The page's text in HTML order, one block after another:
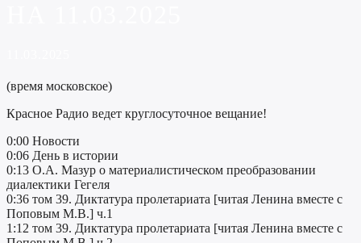
(время московское)
Красное Радио ведет круглосуточное вещание!
0:00 Новости
0:06 День в истории
0:13 О.А. Мазур о материалистическом преобразовании
диалектики Гегеля
0:36 том 39. Диктатура пролетариата [читая Ленина вместе с
Поповым М.В.] ч.1
1:12 том 39. Диктатура пролетариата [читая Ленина вместе с